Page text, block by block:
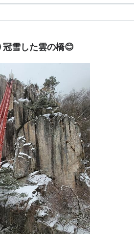
雪した雲の橋😊